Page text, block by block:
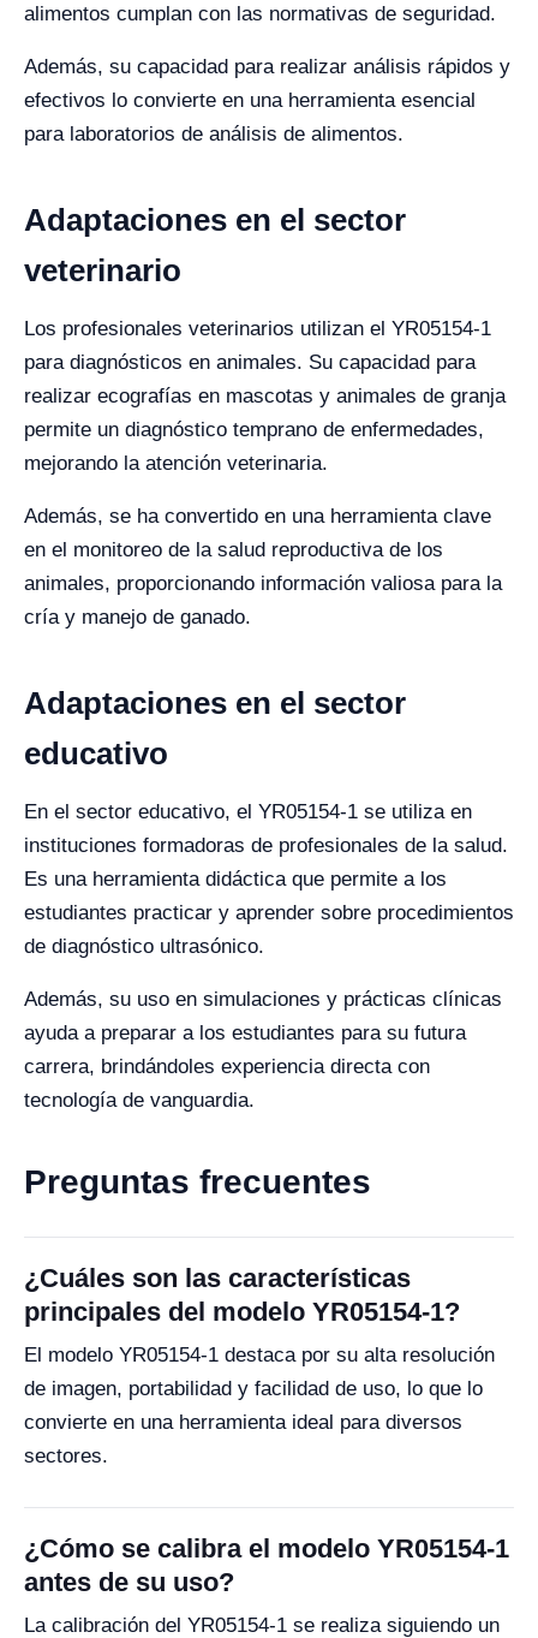
alimentos cumplan con las normativas de seguridad.
Además, su capacidad para realizar análisis rápidos y
efectivos lo convierte en una herramienta esencial
para laboratorios de análisis de alimentos.
Adaptaciones en el sector
veterinario
Los profesionales veterinarios utilizan el YR05154-1
para diagnósticos en animales. Su capacidad para
realizar ecografías en mascotas y animales de granja
permite un diagnóstico temprano de enfermedades,
mejorando la atención veterinaria.
Además, se ha convertido en una herramienta clave
en el monitoreo de la salud reproductiva de los
animales, proporcionando información valiosa para la
cría y manejo de ganado.
Adaptaciones en el sector
educativo
En el sector educativo, el YR05154-1 se utiliza en
instituciones formadoras de profesionales de la salud.
Es una herramienta didáctica que permite a los
estudiantes practicar y aprender sobre procedimientos
de diagnóstico ultrasónico.
Además, su uso en simulaciones y prácticas clínicas
ayuda a preparar a los estudiantes para su futura
carrera, brindándoles experiencia directa con
tecnología de vanguardia.
Preguntas frecuentes
¿Cuáles son las características
principales del modelo YR05154-1?
El modelo YR05154-1 destaca por su alta resolución
de imagen, portabilidad y facilidad de uso, lo que lo
convierte en una herramienta ideal para diversos
sectores.
¿Cómo se calibra el modelo YR05154-1
antes de su uso?
La calibración del YR05154-1 se realiza siguiendo un